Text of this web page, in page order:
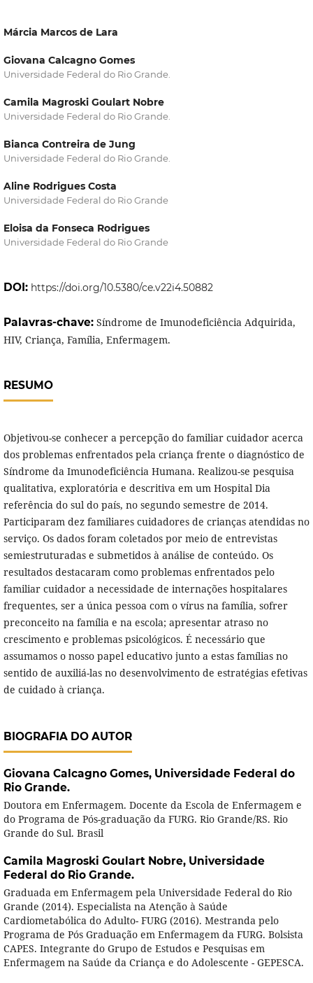
Márcia Marcos de Lara
Giovana Calcagno Gomes
Universidade Federal do Rio Grande.
Camila Magroski Goulart Nobre
Universidade Federal do Rio Grande.
Bianca Contreira de Jung
Universidade Federal do Rio Grande.
Aline Rodrigues Costa
Universidade Federal do Rio Grande
Eloisa da Fonseca Rodrigues
Universidade Federal do Rio Grande
DOI: https://doi.org/10.5380/ce.v22i4.50882
Palavras-chave: Síndrome de Imunodeficiência Adquirida,
HIV, Criança, Família, Enfermagem.
RESUMO
Objetivou-se conhecer a percepção do familiar cuidador acerca
dos problemas enfrentados pela criança frente o diagnóstico de
Síndrome da Imunodeficiência Humana. Realizou-se pesquisa
qualitativa, exploratória e descritiva em um Hospital Dia
referência do sul do país, no segundo semestre de 2014.
Participaram dez familiares cuidadores de crianças atendidas no
serviço. Os dados foram coletados por meio de entrevistas
semiestruturadas e submetidos à análise de conteúdo. Os
resultados destacaram como problemas enfrentados pelo
familiar cuidador a necessidade de internações hospitalares
frequentes, ser a única pessoa com o vírus na família, sofrer
preconceito na família e na escola; apresentar atraso no
crescimento e problemas psicológicos. É necessário que
assumamos o nosso papel educativo junto a estas famílias no
sentido de auxiliá-las no desenvolvimento de estratégias efetivas
de cuidado à criança.
BIOGRAFIA DO AUTOR
Giovana Calcagno Gomes, Universidade Federal do
Rio Grande.
Doutora em Enfermagem. Docente da Escola de Enfermagem e
do Programa de Pós-graduação da FURG. Rio Grande/RS. Rio
Grande do Sul. Brasil
Camila Magroski Goulart Nobre, Universidade
Federal do Rio Grande.
Graduada em Enfermagem pela Universidade Federal do Rio
Grande (2014). Especialista na Atenção à Saúde
Cardiometabólica do Adulto- FURG (2016). Mestranda pelo
Programa de Pós Graduação em Enfermagem da FURG. Bolsista
CAPES. Integrante do Grupo de Estudos e Pesquisas em
Enfermagem na Saúde da Criança e do Adolescente - GEPESCA.